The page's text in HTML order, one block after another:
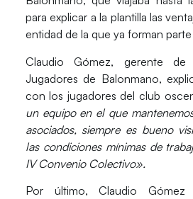
para explicar a la plantilla las
entidad de la que ya forman
Claudio Gómez, gerente de
Jugadores de Balonmano,
con los jugadores del club
un equipo en el que
asociados, siempre es bueno
las condiciones mínimas de
IV Convenio Colectivo».
Por último, Claudio